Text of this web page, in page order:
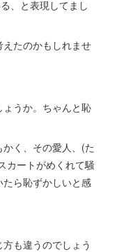
、と表現してまし
たのかもしれませ
うか。ちゃんと恥
く、その愛人、(た
カートがめくれて騒
ら恥ずかしいと感
も違うのでしょう